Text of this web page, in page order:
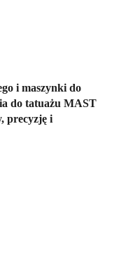
i maszynki do
do tatuażu MAST
precyzję i